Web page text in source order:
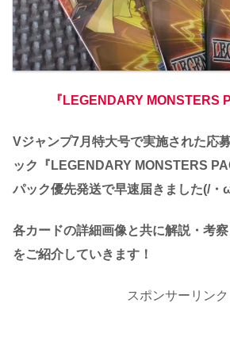
『LEGENDARY MONSTERS
Vジャンプ7月特大号で実施された応
ック『LEGENDARY MONSTERS
パック優先発送で早速届きました(/・
各カードの詳細画像と共に解説・考
をご紹介していきます！
スポンサーリンク